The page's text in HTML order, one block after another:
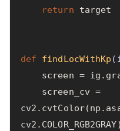
return
target
def findLocWithKp (
screen = ig .
screen_cv =
cv2 . cvtColor(np .
cv2 . COLOR_RGB2GRAY)